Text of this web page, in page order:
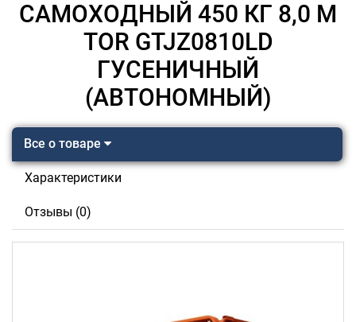
САМОХОДНЫЙ 450 КГ 8,0 М
TOR GTJZ0810LD
ГУСЕНИЧНЫЙ
(АВТОНОМНЫЙ)
Все о товаре
Характеристики
Отзывы (0)